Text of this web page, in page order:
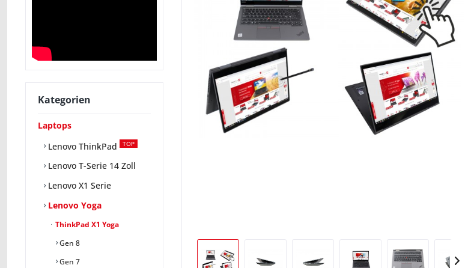
Kategorien
Laptops
Lenovo ThinkPad
TOP
Lenovo T-Serie 14 Zoll
Lenovo X1 Serie
Lenovo Yoga
ThinkPad X1 Yoga
Gen 8
Gen 7